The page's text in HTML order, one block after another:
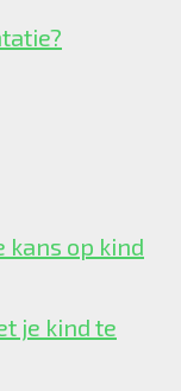
op kind
je kind te